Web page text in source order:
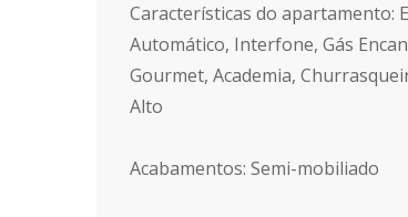
Características do apartamento:
Automático, Interfone, Gás
Gourmet, Academia,
Alto
Acabamentos: Semi-mobiliado